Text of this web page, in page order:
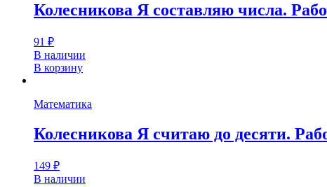
Колесникова Я составляю числа.
91 ₽
В наличии
В корзину
Математика
Колесникова Я считаю до десяти.
149 ₽
В наличии